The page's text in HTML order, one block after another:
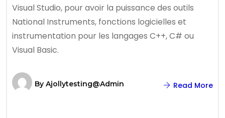
Visual Studio, pour avoir la puissance des outils
National Instruments, fonctions logicielles et
instrumentation pour les langages C++, C# ou
Visual Basic.
By Ajollytesting@admin Read More